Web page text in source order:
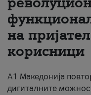
За нас
#ПодобарОнлајн
на
корисници
А1 Македонија
дигиталните